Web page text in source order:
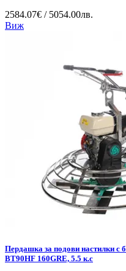
2584.07€ / 5054.00лв.
Виж
Пердашка за подови настилки с
BT90HF 160GRE, 5.5 к.с